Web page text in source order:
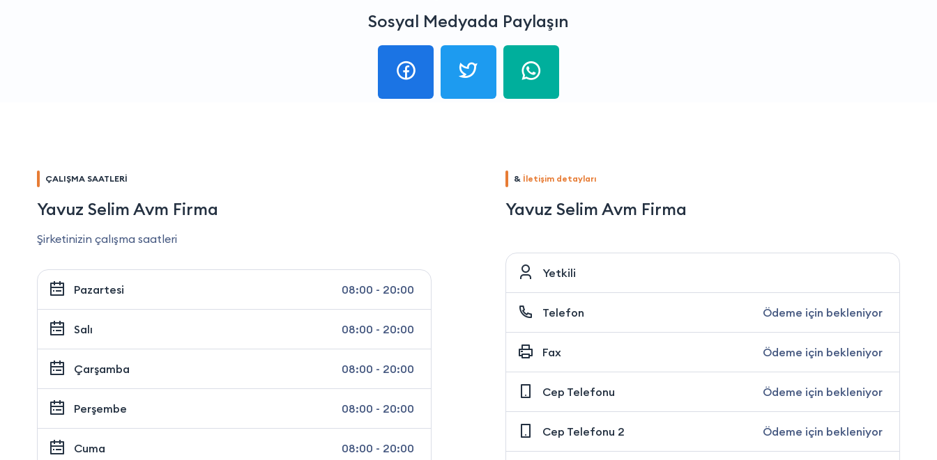
Sosyal Medyada Paylaşın
ÇALIŞMA SAATLERİ
Yavuz Selim Avm Firma
Şirketinizin çalışma saatleri
Pazartesi 08:00 - 20:00
Salı 08:00 - 20:00
Çarşamba 08:00 - 20:00
Perşembe 08:00 - 20:00
Cuma 08:00 - 20:00
& İletişim detayları
Yavuz Selim Avm Firma
Yetkili
Telefon Ödeme için bekleniyor
Fax Ödeme için bekleniyor
Cep Telefonu Ödeme için bekleniyor
Cep Telefonu 2 Ödeme için bekleniyor